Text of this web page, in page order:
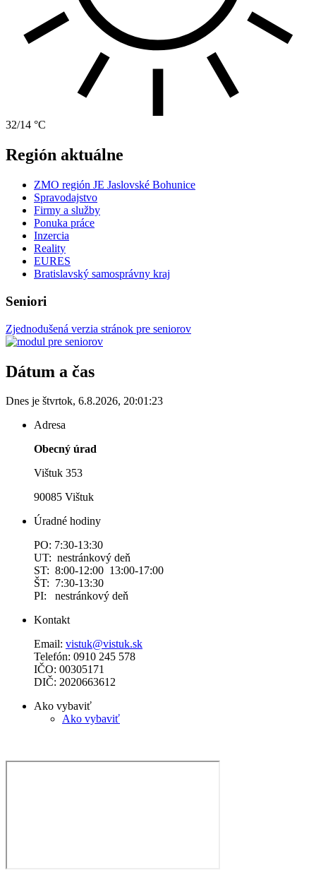
32/14 °C
Región aktuálne
ZMO región JE Jaslovské Bohunice
Spravodajstvo
Firmy a služby
Ponuka práce
Inzercia
Reality
EURES
Bratislavský samosprávny kraj
Seniori
Zjednodušená verzia stránok pre seniorov
Dátum a čas
Dnes je štvrtok, 6.8.2026, 20:01:23
Adresa
Obecný úrad
Vištuk 353
90085 Vištuk
Úradné hodiny
PO: 7:30-13:30
UT: nestránkový deň
ST: 8:00-12:00 13:00-17:00
ŠT: 7:30-13:30
PI: nestránkový deň
Kontakt
Email: vistuk@vistuk.sk
Telefón: 0910 245 578
IČO: 00305171
DIČ: 2020663612
Ako vybaviť
Ako vybaviť